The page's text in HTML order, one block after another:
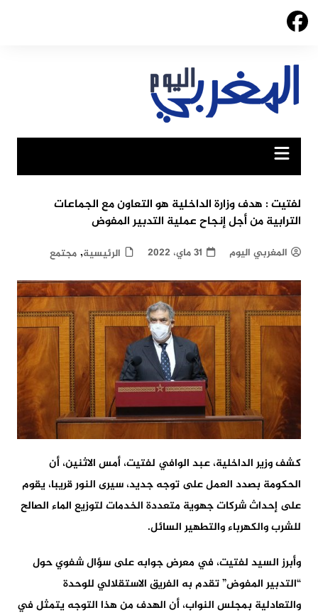
Skip
لفتيت : هدف وزارة الداخلية هو التعاون مع الجماعات
الترابية من أجل إنجاح عملية التدبير المفوض
المغربي اليوم 31 ماي، 2022 الرئيسية, مجتمع
كشف وزير الداخلية، عبد الوافي لفتيت، أمس الاثنين، أن
الحكومة بصدد العمل على توجه جديد، سيرى النور قريبا، يقوم
على إحداث شركات جهوية متعددة الخدمات لتوزيع الماء الصالح
للشرب والكهرباء والتطهير السائل.
وأبرز السيد لفتيت، في معرض جوابه على سؤال شفوي حول
“التدبير المفوض” تقدم به الفريق الاستقلالي للوحدة
والتعادلية بمجلس النواب، أن الهدف من هذا التوجه يتمثل في